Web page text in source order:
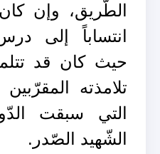
الطّريق، وإن
انتساباً إلى
حيث كان قد
تلامذته
التي سبقت
الشّهيد الصّدر.